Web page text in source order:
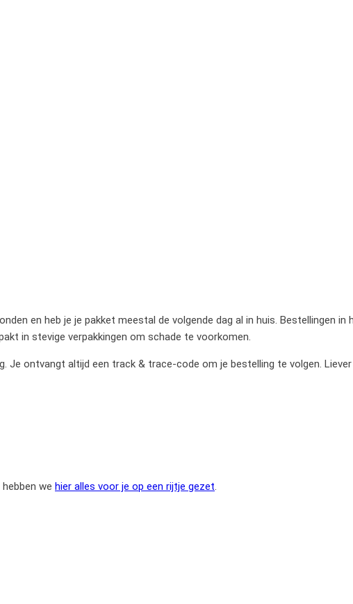
en heb je je pakket meestal de volgende dag al in huis. Bestellingen in
in stevige verpakkingen om schade te voorkomen.
Je ontvangt altijd een track & trace-code om je bestelling te volgen.
we hier alles voor je op een rijtje gezet.